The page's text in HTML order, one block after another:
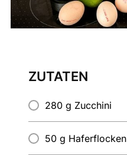
ZUTATEN
280 g Zucchini
50 g Haferflocken